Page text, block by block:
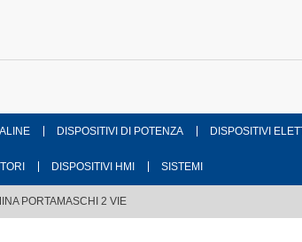
DISPOSITIVI DI POTENZA DISPOSITIVI
DISPOSITIVI HMI SISTEMI
PORTAMASCHI 2 VIE